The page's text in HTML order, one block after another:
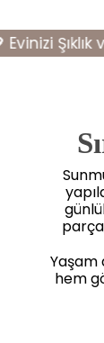
Şıklık
Yaşam
hem